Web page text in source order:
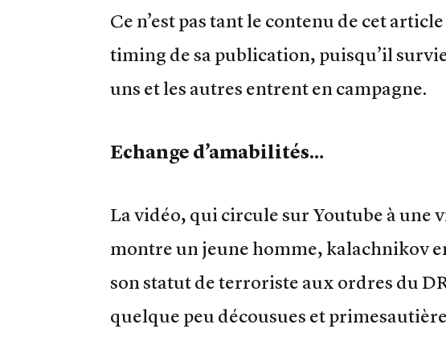
Ce n’est pas tant le contenu de cet
timing de sa publication, puisqu’il
uns et les autres entrent en campagne.
Echange d’amabilités…
La vidéo, qui circule sur Youtube à une
montre un jeune homme, kalachnikov
son statut de terroriste aux ordres du
quelque peu décousues et